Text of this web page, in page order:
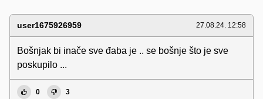
user1675926959 27.08.24. 12:58
Bošnjak bi inače sve đaba je .. se bošnje što je sve
poskupilo ...
0 3